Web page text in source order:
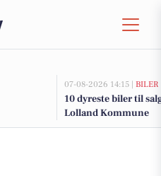
07-08-2026 14:15 | BILER
10 dyreste biler til
Lolland Kommune